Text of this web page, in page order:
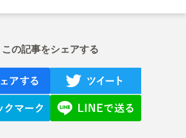
この記事をシェアする